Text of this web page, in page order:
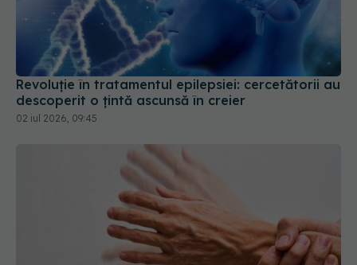
Revoluție în tratamentul epilepsiei: cercetătorii au
descoperit o țintă ascunsă în creier
02 iul 2026, 09:45
Boala Parkinson, descoperită fără proceduri